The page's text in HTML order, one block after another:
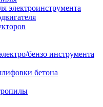
электроинструмента
бензо инструмента
бетона